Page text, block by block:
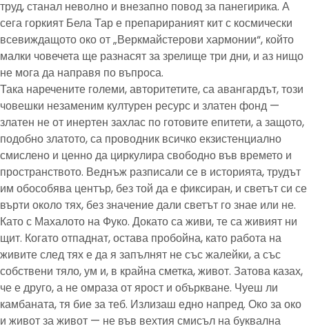
труд, станал неволно и внезапно повод за панегирика. А
сега горкият Бела Тар е препарираният кит с космически
всевиждащото око от „Веркмайстерови хармонии“, който
малки човечета ще разнасят за зрелище три дни, и аз нищо
не мога да направя по въпроса.
Така наречените големи, авторитетите, са авангардът, този
човешки незаменим културен ресурс и златен фонд —
златен не от инертен захлас по готовите епитети, а защото,
подобно златото, са проводник всичко екзистенциално
смислено и ценно да циркулира свободно във времето и
пространството. Веднъж разписали се в историята, трудът
им обособява център, без той да е фиксиран, и светът си се
върти около тях, без значение дали светът го знае или не.
Като с Махалото на Фуко. Докато са живи, те са живият ни
щит. Когато отпаднат, остава пробойна, като работа на
живите след тях е да я запълнят не със жалейки, а със
собствени тяло, ум и, в крайна сметка, живот. Затова казах,
че е друго, а не омраза от ярост и объркване. Чуеш ли
камбаната, тя бие за теб. Излизаш едно напред. Око за око
и живот за живот — не във вехтия смисъл на буквална